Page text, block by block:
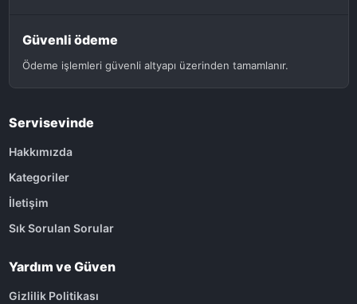
Güvenli ödeme
Ödeme işlemleri güvenli altyapı üzerinden tamamlanır.
Servisevinde
Hakkımızda
Kategoriler
İletişim
Sık Sorulan Sorular
Yardım ve Güven
Gizlilik Politikası